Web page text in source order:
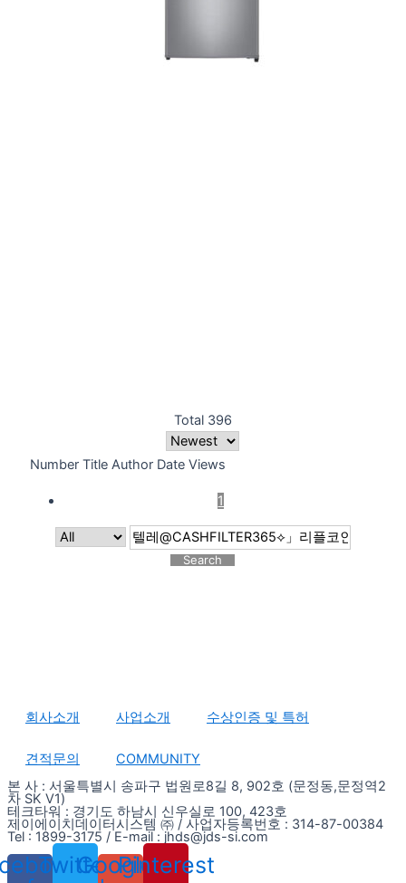
Total 396
Number Title Author Date Views
1
Search
회사소개 사업소개 수상인증 및 특허
견적문의
COMMUNITY
본 사 : 서울특별시 송파구 법원로8길 8, 902호 (문정동,문정역2
차 SK V1)
테크타워 : 경기도 하남시 신우실로 100, 423호
제이에이치데이터시스템 ㈜ / 사업자등록번호 : 314-87-00384
Tel : 1899-3175 / E-mail : jhds@jds-si.com
TwitterGoogle-
Pinterest